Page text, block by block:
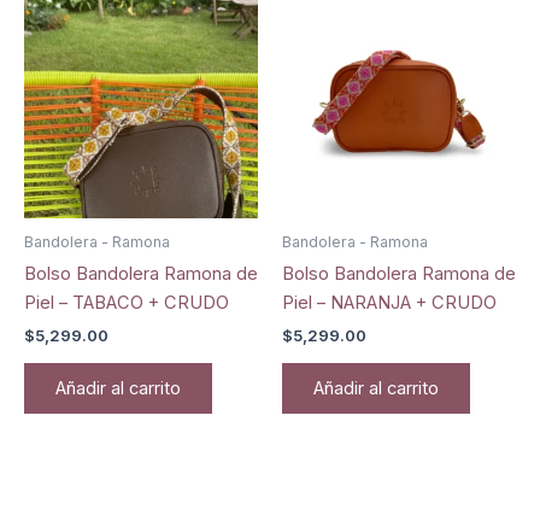
Bandolera - Ramona
Bolso Bandolera Ramona de
Piel – TABACO + CRUDO
$5,299.00
Añadir al carrito
Bandolera - Ramona
Bolso Bandolera Ramona de
Piel – NARANJA + CRUDO
$5,299.00
Añadir al carrito